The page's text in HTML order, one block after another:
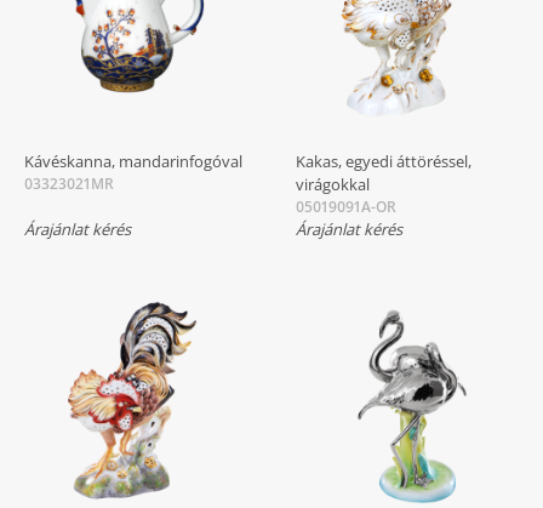
Kávéskanna, mandarinfogóval
03323021MR
Árajánlat kérés
Kakas, egyedi áttöréssel,
virágokkal
05019091A-OR
Árajánlat kérés